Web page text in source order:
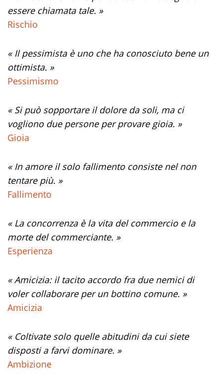
essere chiamata tale. »
Rischio
« Il pessimista è uno che ha conosciuto bene un
ottimista. »
Pessimismo
« Si può sopportare il dolore da soli, ma ci
vogliono due persone per provare gioia. »
Gioia
« In amore il solo fallimento consiste nel non
tentare più. »
Fallimento
« La concorrenza è la vita del commercio e la
morte del commerciante. »
Esperienza
« Amicizia: il tacito accordo fra due nemici di
voler collaborare per un bottino comune. »
Amicizia
« Coltivate solo quelle abitudini da cui siete
disposti a farvi dominare. »
Ambizione